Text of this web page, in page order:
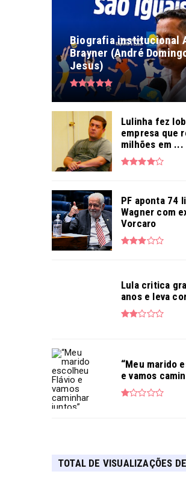
Biografia institucional
Brayner (André
Jesus)
Lulinha fez
empresa que
milhões em ...
PF aponta 74
Wagner com
Vorcaro
Lula critica
anos e leva
“Meu marido
e vamos
TOTAL DE VISUALIZAÇÕES